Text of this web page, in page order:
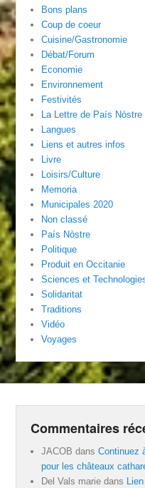
Bons plans
Coup de coeur
Cuisine/Gastronomie
Débat/Forum
Economie
Environnement
Festivités
La Lettre de País Nòstre
Langues
Liens et autres infos
Livre
Loisirs/Culture
Memoria
Municipales 2020
Non classé
País Nòstre
Politique
Produit en Occitanie
Sciences et
Solidaritat
Traditions
Vidéo
Voyages
Commentaires
JACOB dansContinuez
pour les châteaux
Del Vals marie dans